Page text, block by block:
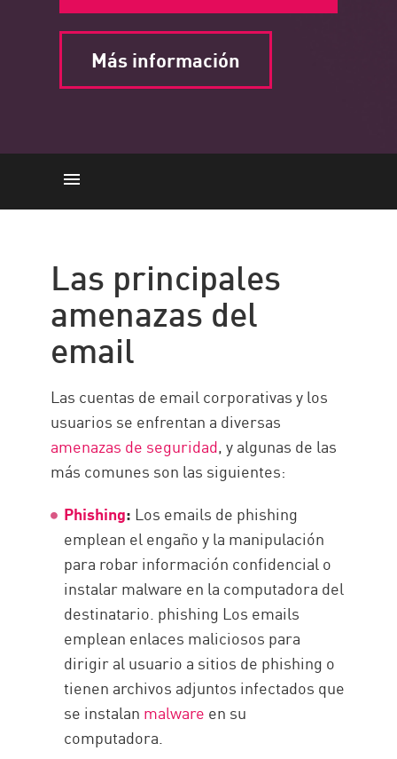
Más información
Tipos
Email Security with Check Point
Email Security
Las principales
amenazas del
email
Las cuentas de email corporativas y los
usuarios se enfrentan a diversas
amenazas de seguridad, y algunas de las
más comunes son las siguientes:
Phishing: Los emails de phishing
emplean el engaño y la manipulación
para robar información confidencial o
instalar malware en la computadora del
destinatario. phishing Los emails
emplean enlaces maliciosos para
dirigir al usuario a sitios de phishing o
tienen archivos adjuntos infectados que
se instalan malware en su
computadora.